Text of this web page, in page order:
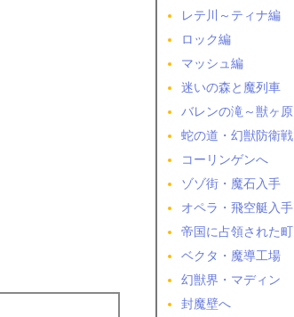
レテ川～ティナ編
ロック編
マッシュ編
迷いの森と魔列車
バレンの滝～獣ヶ原
蛇の道・幻獣防衛戦
コーリンゲンへ
ゾゾ街・魔石入手
オペラ・飛空艇入手
帝国に占領された町
ベクタ・魔導工場
幻獣界・マディン
封魔壁へ